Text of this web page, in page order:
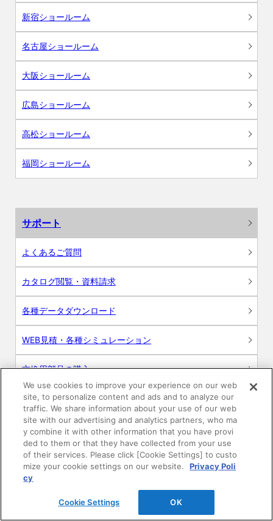
新宿ショールーム
名古屋ショールーム
大阪ショールーム
広島ショールーム
高松ショールーム
福岡ショールーム
サポート
よくあるご質問
カタログ閲覧・資料請求
各種データダウンロード
WEB見積・各種シミュレーション
交換用部品の購入
修理・点検
お問い合わせ
ログイン
建築・設計関係者様向けサイト
We use cookies to improve your experience on our web
site, to personalize content and ads and to analyze our
traffic. We share information about your use of our web
site with our advertising and analytics partners, who ma
y combine it with other information that you have provi
ded to them or that they have collected from your use
of their services. Please click [Cookie Settings] to custo
mize your cookie settings on our website.
Privacy Poli
cy
Cookie Settings OK